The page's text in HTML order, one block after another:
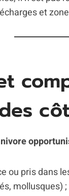
et
ou pris dans
mollusques) ;